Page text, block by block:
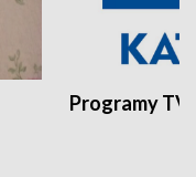
Programy